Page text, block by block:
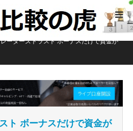
ーダーズトラスト ボーナスだけで資金が
ト ボーナスだけで資金が